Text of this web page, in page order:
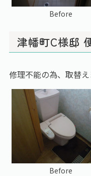
Before
津幡町C様邸
修理不能の為、取替え
Before